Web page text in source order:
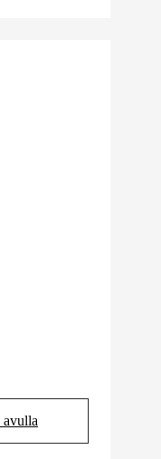
avulla
välilehdessä)